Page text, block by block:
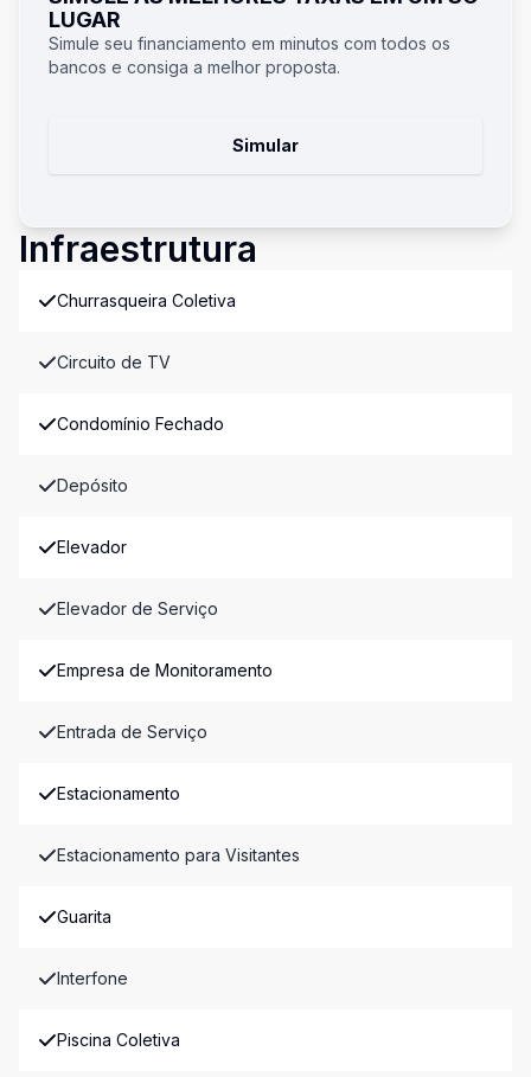
LUGAR
Simule seu financiamento em minutos com todos os
bancos e consiga a melhor proposta.
Simular
Infraestrutura
Churrasqueira Coletiva
Circuito de TV
Condomínio Fechado
Depósito
Elevador
Elevador de Serviço
Empresa de Monitoramento
Entrada de Serviço
Estacionamento
Estacionamento para Visitantes
Guarita
Interfone
Piscina Coletiva